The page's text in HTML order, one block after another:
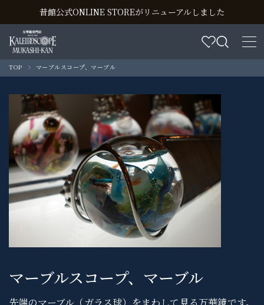
昔館公式ONLINE STOREがリニューアルしました
TOP マーブルスコープ、マーブル
マーブルスコープ、マーブル